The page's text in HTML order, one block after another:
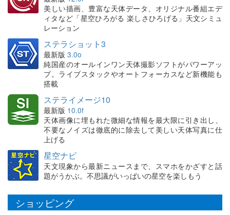
美しい描画、豊富な天体データ、オリジナル番組エデ
ィタなど「星空ひろがる 楽しさひろげる」天文シミュ
レーション
ステラショット3
最新版 3.0o
純国産のオールインワン天体撮影ソフトがパワーアッ
プ。ライブスタックやオートフォーカスなど新機能も
搭載
ステライメージ10
最新版 10.0f
天体画像に埋もれた微細な情報を最大限に引き出し、
不要なノイズは徹底的に除去して美しい天体写真に仕
上げる
星空ナビ
天文現象から最新ニュースまで、スマホをかざすと話
題がうかぶ。不思議がいっぱいの星空を楽しもう
ショッピング